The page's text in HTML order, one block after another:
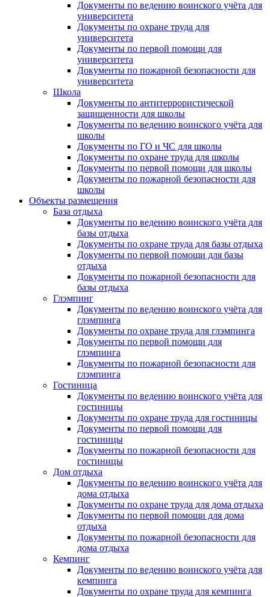
Документы по ведению воинского учёта для
университета
Документы по охране труда для
университета
Документы по первой помощи для
университета
Документы по пожарной безопасности для
университета
Школа
Документы по антитеррористической
защищенности для школы
Документы по ведению воинского учёта для
школы
Документы по ГО и ЧС для школы
Документы по охране труда для школы
Документы по первой помощи для школы
Документы по пожарной безопасности для
школы
Объекты размещения
База отдыха
Документы по ведению воинского учёта для
базы отдыха
Документы по охране труда для базы отдыха
Документы по первой помощи для базы
отдыха
Документы по пожарной безопасности для
базы отдыха
Глэмпинг
Документы по ведению воинского учёта для
глэмпинга
Документы по охране труда для глэмпинга
Документы по первой помощи для
глэмпинга
Документы по пожарной безопасности для
глэмпинга
Гостиница
Документы по ведению воинского учёта для
гостиницы
Документы по охране труда для гостиницы
Документы по первой помощи для
гостиницы
Документы по пожарной безопасности для
гостиницы
Дом отдыха
Документы по ведению воинского учёта для
дома отдыха
Документы по охране труда для дома отдыха
Документы по первой помощи для дома
отдыха
Документы по пожарной безопасности для
дома отдыха
Кемпинг
Документы по ведению воинского учёта для
кемпинга
Документы по охране труда для кемпинга